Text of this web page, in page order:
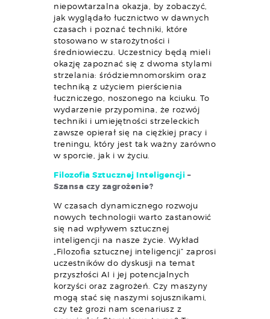
niepowtarzalna okazja, by zobaczyć,
jak wyglądało łucznictwo w dawnych
czasach i poznać techniki, które
stosowano w starożytności i
średniowieczu. Uczestnicy będą mieli
okazję zapoznać się z dwoma stylami
strzelania: śródziemnomorskim oraz
techniką z użyciem pierścienia
łuczniczego, noszonego na kciuku. To
wydarzenie przypomina, że rozwój
techniki i umiejętności strzeleckich
zawsze opierał się na ciężkiej pracy i
treningu, który jest tak ważny zarówno
w sporcie, jak i w życiu.
Filozofia Sztucznej Inteligencji –
Szansa czy zagrożenie?
W czasach dynamicznego rozwoju
nowych technologii warto zastanowić
się nad wpływem sztucznej
inteligencji na nasze życie. Wykład
„Filozofia sztucznej inteligencji” zaprosi
uczestników do dyskusji na temat
przyszłości AI i jej potencjalnych
korzyści oraz zagrożeń. Czy maszyny
mogą stać się naszymi sojusznikami,
czy też grozi nam scenariusz z